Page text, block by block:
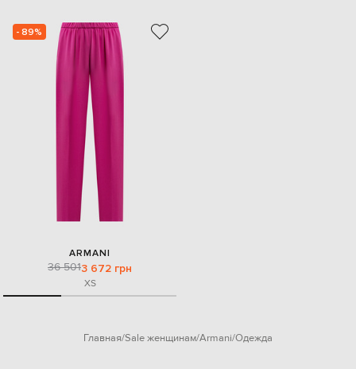
- 89%
ARMANI
36 5013 672 грн
XS
Главная Sale женщинам Armani Одежда